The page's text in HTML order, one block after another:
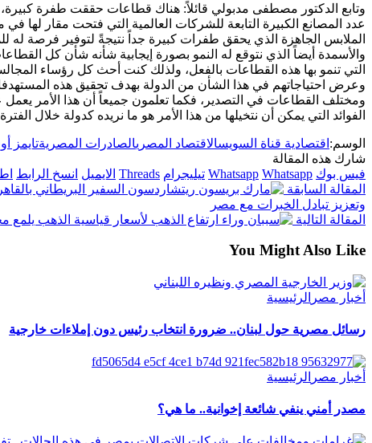
وتابع الدكتور مصطفى مدبولي قائلاً: هناك قطاعات حققت طفرة كبيرة،
عدد المصانع الكبيرة التابعة للشركات العالمية التي فتحت مقار لها
الملابس الجاهزة الذي يحقق طفرات كبيرة جداً نتيجةً لتوفير فرصة له
والأسمدة أيضاً الذي نتوقع له النمو بصورة إيجابية شأنه شأن كل
التي تنمو بها هذه القطاعات بالفعل، ولذلك كنت أحث كل رؤساء
وعرض احتياجاتهم في هذا الشأن من الدولة بهدف تحقيق هذه
ومختلف القطاعات في التصدير، فكما تعلمون جميعاً أن هذا الأمر
الفوائد التي يمكن أن نتخيلها من هذا الأمر هو ما نريده كدولة خلال
الوسم: اقتصادية قناة السويسالاقتصاد المصريالصادرات المصريةتايمز
شارك هذه المقالة
فيس بوك
Whatsapp Whatsapp تيليجرام Threads الايميل انسخ الرابط
المقالة السابقة
وتعزيز تبادل الخبرات مع مصر
المقالة التالية
الذهب يلمع مجددا في 2026 رغم
You Might Also Like
أخبار مصر الرئيسية
رسائل مصرية حول لبنان.. ضرورة انتخاب رئيس دون إملاءات خارجية
أخبار مصر الرئيسية
مصدر أمني ينفي شائعة إخوانية.. ما هي؟